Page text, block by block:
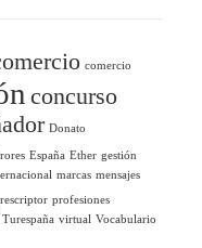
comercio
concurso
Donato
España Ether gestión
marcas mensajes
profesiones
Turespaña virtual Vocabulario